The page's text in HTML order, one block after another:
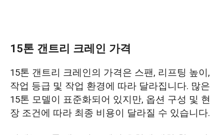
15톤 갠트리 크레인 가격
15톤 갠트리 크레인의 가격은 스팬, 리프팅 높이,
작업 등급 및 작업 환경에 따라 달라집니다. 많은
15톤 모델이 표준화되어 있지만, 옵션 구성 및 현
장 조건에 따라 최종 비용이 달라질 수 있습니다.